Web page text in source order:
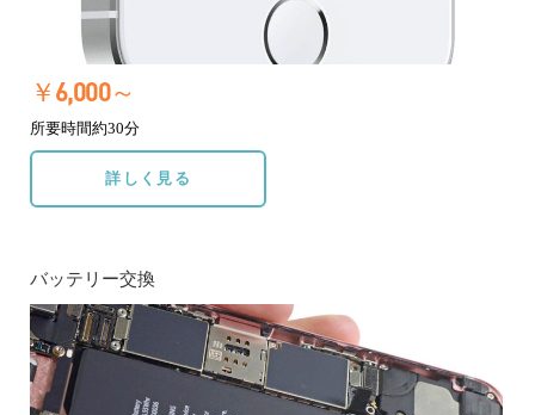
￥6,000～
所要時間約30分
詳しく見る
バッテリー交換